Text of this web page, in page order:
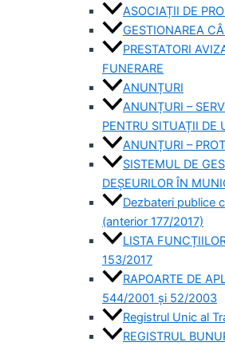
ASOCIAȚII DE
GESTIONAREA
PRESTATORI
FUNERARE
ANUNȚURI
ANUNȚURI –
PENTRU SITUAȚII DE
ANUNȚURI –
SISTEMUL DE
DEȘEURILOR ÎN
Dezbateri publice
(anterior 177/2017)
LISTA
153/2017
RAPOARTE DE
544/2001 și 52/2003
Registrul Unic al
REGISTRUL